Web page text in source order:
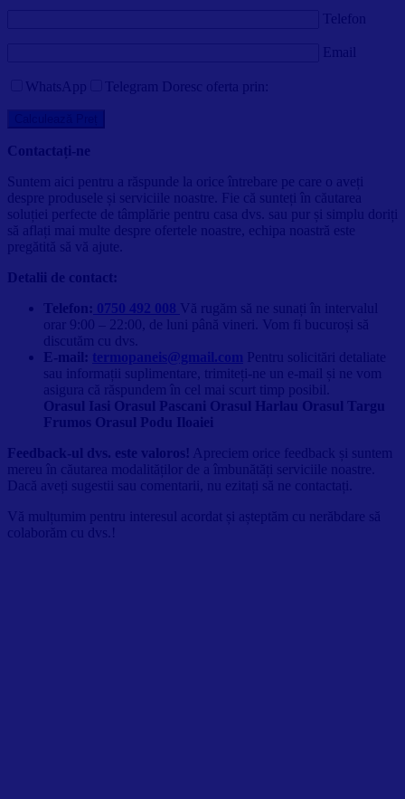
Telefon
Email
WhatsApp Telegram Doresc oferta prin:
Contactați-ne
Suntem aici pentru a răspunde la orice întrebare pe care o aveți
despre produsele și serviciile noastre. Fie că sunteți în căutarea
soluției perfecte de tâmplărie pentru casa dvs. sau pur și simplu doriți
să aflați mai multe despre ofertele noastre, echipa noastră este
pregătită să vă ajute.
Detalii de contact:
Telefon: 0750 492 008 Vă rugăm să ne sunați în intervalul
orar 9:00 – 22:00, de luni până vineri. Vom fi bucuroși să
discutăm cu dvs.
E-mail: termopaneis@gmail.com Pentru solicitări detaliate
sau informații suplimentare, trimiteți-ne un e-mail și ne vom
asigura că răspundem în cel mai scurt timp posibil.
Orasul Iasi Orasul Pascani Orasul Harlau Orasul Targu
Frumos Orasul Podu Iloaiei
Feedback-ul dvs. este valoros! Apreciem orice feedback și suntem
mereu în căutarea modalităților de a îmbunătăți serviciile noastre.
Dacă aveți sugestii sau comentarii, nu ezitați să ne contactați.
Vă mulțumim pentru interesul acordat și așteptăm cu nerăbdare să
colaborăm cu dvs.!